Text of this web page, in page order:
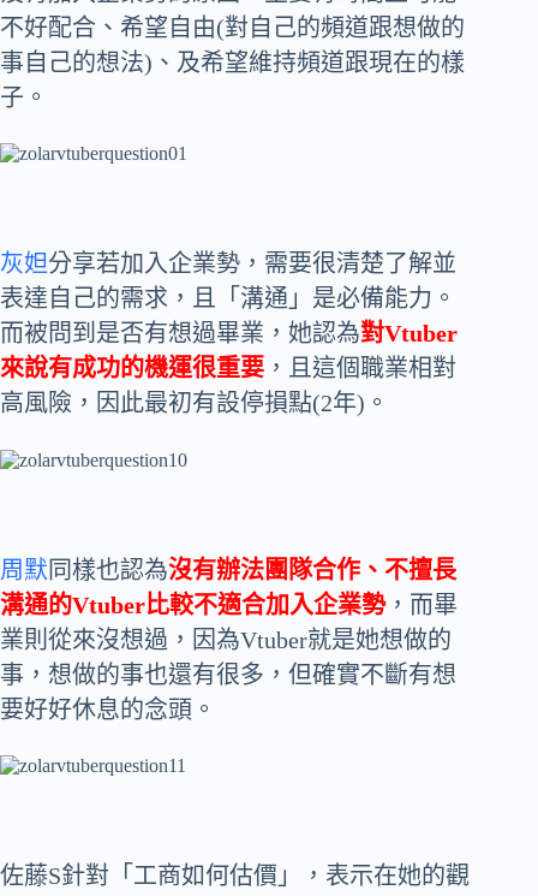
不好配合、希望自由(對自己的頻道跟想做的
事自己的想法)、及希望維持頻道跟現在的樣
子。
灰妲分享若加入企業勢，需要很清楚了解並
表達自己的需求，且「溝通」是必備能力。
而被問到是否有想過畢業，她認為對Vtuber
來說有成功的機運很重要 ，且這個職業相對
高風險，因此最初有設停損點(2年)。
周默 同樣也認為沒有辦法團隊合作、不擅長
溝通的Vtuber比較不適合加入企業勢，而畢
業則從來沒想過，因為Vtuber就是她想做的
事，想做的事也還有很多，但確實不斷有想
要好好休息的念頭。
佐藤S針對「工商如何估價」，表示在她的觀